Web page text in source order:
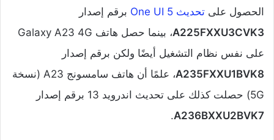
الحصول على تحديث One UI 5
برقم إصدار
A225FXXU3CVK3
، بينما حصل هاتف Galaxy A23 4G
على نفس نظام التشغيل أيضًا ولكن برقم إصدار
A235FXXU1BVK8
، علمًا أن هاتف سامسونج A23 (نسخة
5G) حصلت كذلك على تحديث اندرويد 13 برقم إصدار
A236BXXU2BVK7
.